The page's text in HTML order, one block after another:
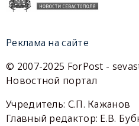
Реклама на сайте
© 2007-2025 ForPost -
Новостной портал
Учредитель: С.П. Кажанов
Главный редактор: Е.В.